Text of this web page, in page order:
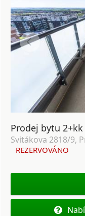
Svitákova 2818/9,
REZERVOVÁNO